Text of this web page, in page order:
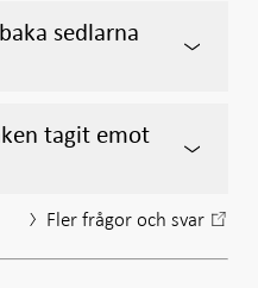
sedlarna
tagit emot
Fler frågor och svar